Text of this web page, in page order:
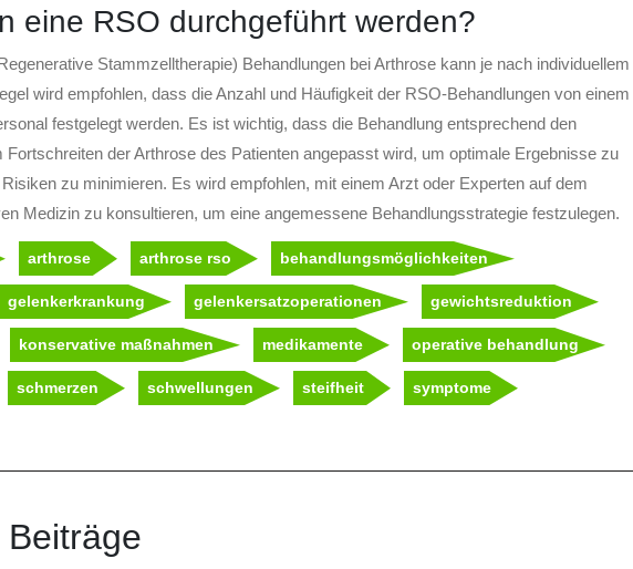
eine RSO durchgeführt werden?
Stammzelltherapie) Behandlungen bei Arthrose kann je nach individuellem
wird empfohlen, dass die Anzahl und Häufigkeit der RSO-Behandlungen von einem
festgelegt werden. Es ist wichtig, dass die Behandlung entsprechend den
Fortschreiten der Arthrose des Patienten angepasst wird, um optimale Ergebnisse zu
zu minimieren. Es wird empfohlen, mit einem Arzt oder Experten auf dem
Medizin zu konsultieren, um eine angemessene Behandlungsstrategie festzulegen.
arthrose arthrose rso behandlungsmöglichkeiten
gelenkerkrankung gelenkersatzoperationen gewichtsreduktion
konservative maßnahmen medikamente operative behandlung
schmerzen schwellungen steifheit symptome